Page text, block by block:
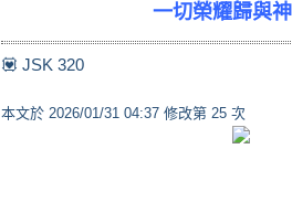
一切榮耀歸與
💟 JSK 320
本文於 2026/01/31 04:37 修改第 25 次